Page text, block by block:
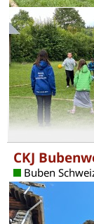
CKJ
Buben